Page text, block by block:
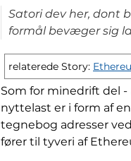
Satori dev her, dont
formål bevæger sig
relaterede Story:
Som for minedrift del
nyttelast er i form af
tegnebog adresser
fører til tyveri af